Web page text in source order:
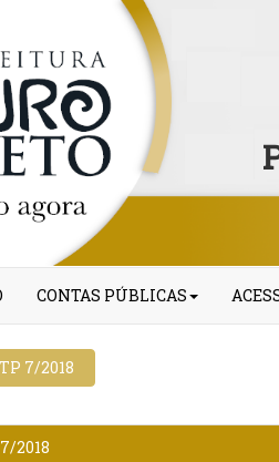
CONTAS PÚBLICAS
TP 7/2018
2018